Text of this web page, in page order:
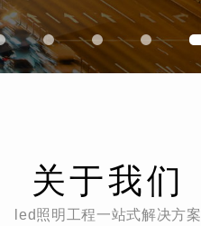
关于我们
led照明工程一站式解决方案